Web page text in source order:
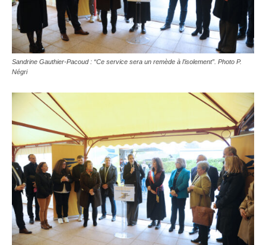
Sandrine Gauthier-Pacoud : “Ce service sera un remède à l’isolement”. Photo P.
Négri